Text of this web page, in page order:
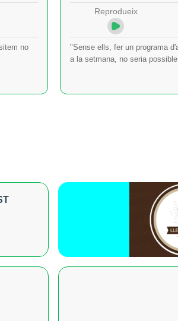
no
Reprodueix
"Sense ells, fer un programa
a la setmana, no seria